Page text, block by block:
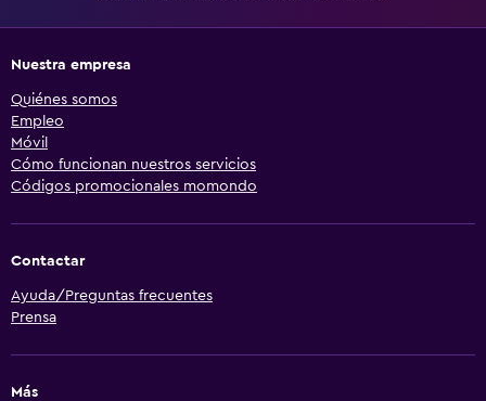
Nuestra empresa
Quiénes somos
Empleo
Móvil
Cómo funcionan nuestros servicios
Códigos promocionales momondo
Contactar
Ayuda/Preguntas frecuentes
Prensa
Más